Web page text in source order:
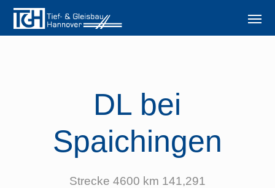
DL bei
Spaichingen
Strecke 4600 km 141,291